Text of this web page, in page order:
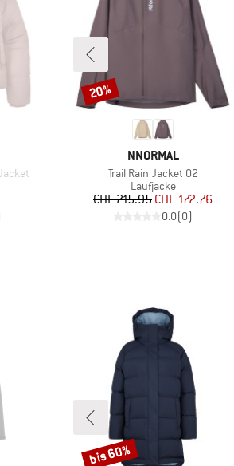
MARKE
NNORMAL
Artikel
Trail Rain Jacket 02
Produktgruppe
Laufjacke
Preis
CHF 215.95reduzierter Preis
CHF 172.76
0.0(0)
Rabatt
20%
Rabatt
bis 60%